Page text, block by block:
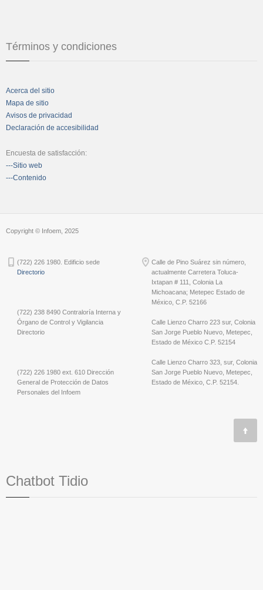
Términos y condiciones
Acerca del sitio
Mapa de sitio
Avisos de privacidad
Declaración de accesibilidad
Encuesta de satisfacción:
---Sitio web
---Contenido
Copyright © Infoem, 2025
(722) 226 1980. Edificio sede
Directorio
(722) 238 8490 Contraloría Interna y
Órgano de Control y Vigilancia
Directorio
(722) 226 1980 ext. 610 Dirección
General de Protección de Datos
Personales del Infoem
Calle de Pino Suárez sin número,
actualmente Carretera Toluca-
Ixtapan # 111, Colonia La
Michoacana; Metepec Estado de
México, C.P. 52166
Calle Lienzo Charro 223 sur, Colonia
San Jorge Pueblo Nuevo, Metepec,
Estado de México C.P. 52154
Calle Lienzo Charro 323, sur, Colonia
San Jorge Pueblo Nuevo, Metepec,
Estado de México, C.P. 52154.
Chatbot Tidio